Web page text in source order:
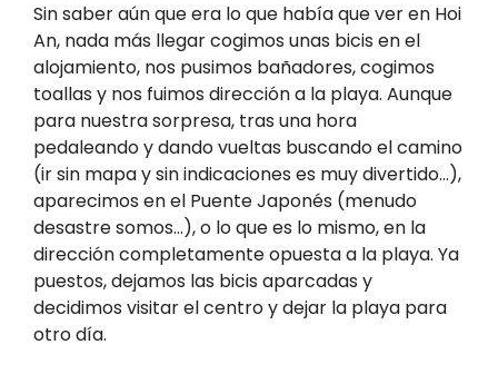
Sin saber aún que era lo que había que ver en Hoi
An, nada más llegar cogimos unas bicis en el
alojamiento, nos pusimos bañadores, cogimos
toallas y nos fuimos dirección a la playa. Aunque
para nuestra sorpresa, tras una hora
pedaleando y dando vueltas buscando el camino
(ir sin mapa y sin indicaciones es muy divertido…),
aparecimos en el Puente Japonés (menudo
desastre somos…), o lo que es lo mismo, en la
dirección completamente opuesta a la playa. Ya
puestos, dejamos las bicis aparcadas y
decidimos visitar el centro y dejar la playa para
otro día.